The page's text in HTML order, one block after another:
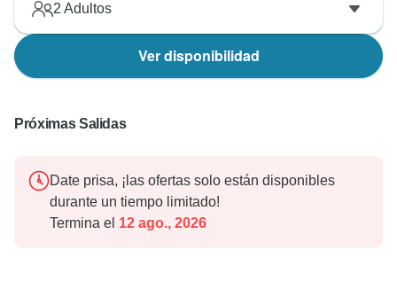
2 Adultos
Ver disponibilidad
Próximas Salidas
Date prisa, ¡las ofertas solo están disponibles
durante un tiempo limitado!
Termina el 12 ago., 2026